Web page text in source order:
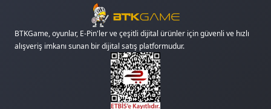
BTKGame, oyunlar, E-Pin'ler ve çeşitli dijital ürünler için güvenli ve hızlı
alışveriş imkanı sunan bir dijital satış platformudur.